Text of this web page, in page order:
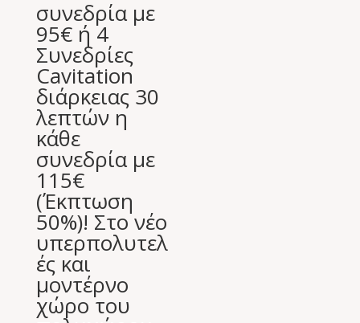
συνεδρία με
95€ ή 4
Συνεδρίες
Cavitation
διάρκειας 30
λεπτών η
κάθε
συνεδρία με
115€
(Έκπτωση
50%)! Στο νέο
υπερπολυτελ
ές και
μοντέρνο
χώρο του